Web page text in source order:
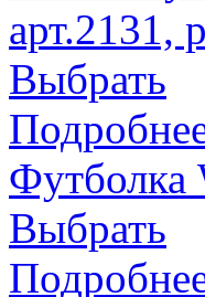
арт.2131,
Выбрать
Футболка
Выбрать